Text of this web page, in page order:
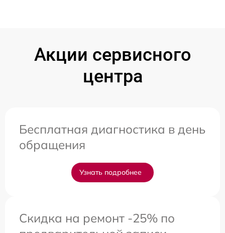
Акции сервисного
центра
Бесплатная диагностика в день
обращения
Узнать подробнее
Скидка на ремонт -25% по